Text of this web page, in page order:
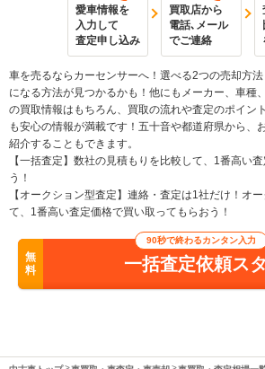
愛車情報を
入力して
査定申し込み
買取店から
電話､メール
でご連絡
車を売るならカーセンサーへ！選べる2つの売却方
になる方法が見つかるかも！他にもメーカー、車種
の買取情報はもちろん、買取の流れや査定のポイン
も安心の情報が満載です！五十音や都道府県から、
紹介することもできます。
【一括査定】数社の見積もりを比較して、1番高い
う！
【オークション型査定】連絡・査定は1社だけ！オ
て、1番高い査定価格で買い取ってもらおう！
無
料
90秒で終わるカンタン入力
一括査定依頼ス